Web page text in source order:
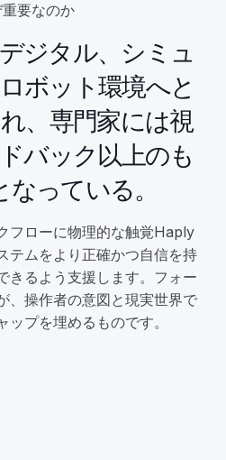
要なのか
ジタル、シミュ
ボット環境へと
、専門家には視
バック以上のも
っている。
フローに物理的な触覚Haply
テムをより正確かつ自信を持
きるよう支援します。フォー
、操作者の意図と現実世界で
ップを埋めるものです。